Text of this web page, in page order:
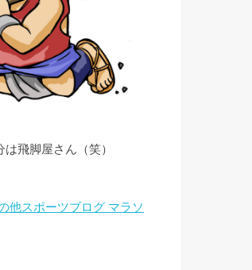
飛脚屋さん（笑）